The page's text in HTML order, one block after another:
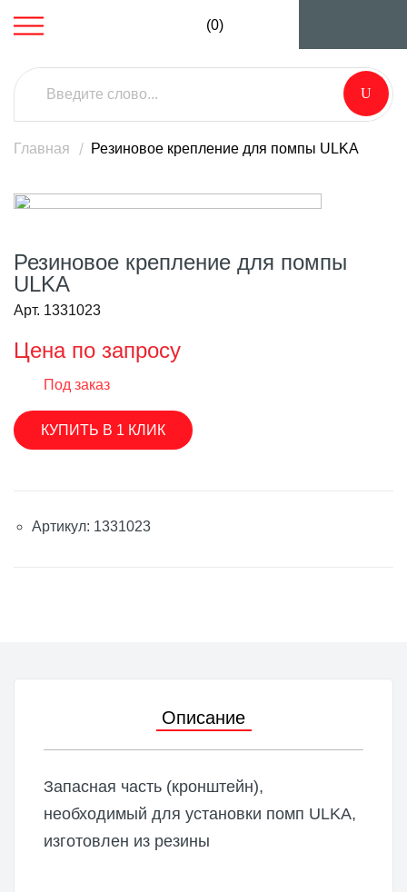
(0)
Главная Резиновое крепление для помпы ULKA
Резиновое крепление для помпы
ULKA
Арт. 1331023
Цена по запросу
Под заказ
КУПИТЬ В 1 КЛИК
Артикул: 1331023
Описание
Запасная часть (кронштейн),
необходимый для установки помп ULKA,
изготовлен из резины